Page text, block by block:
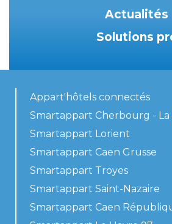
Actualités
Solutions
Appart'hôtels connectés
Smartappart Cherbourg - La
Smartappart Lorient
Smartappart Caen Grusse
Smartappart Troyes
Smartappart Saint-Nazaire
Smartappart Caen